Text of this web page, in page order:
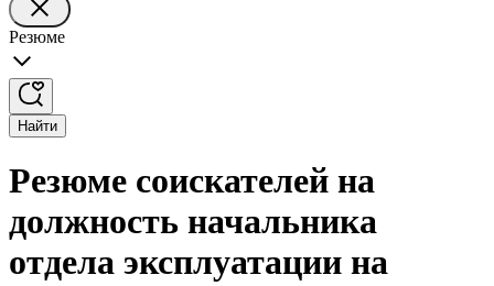
Резюме
Найти
Резюме соискателей на
должность начальника
отдела эксплуатации на